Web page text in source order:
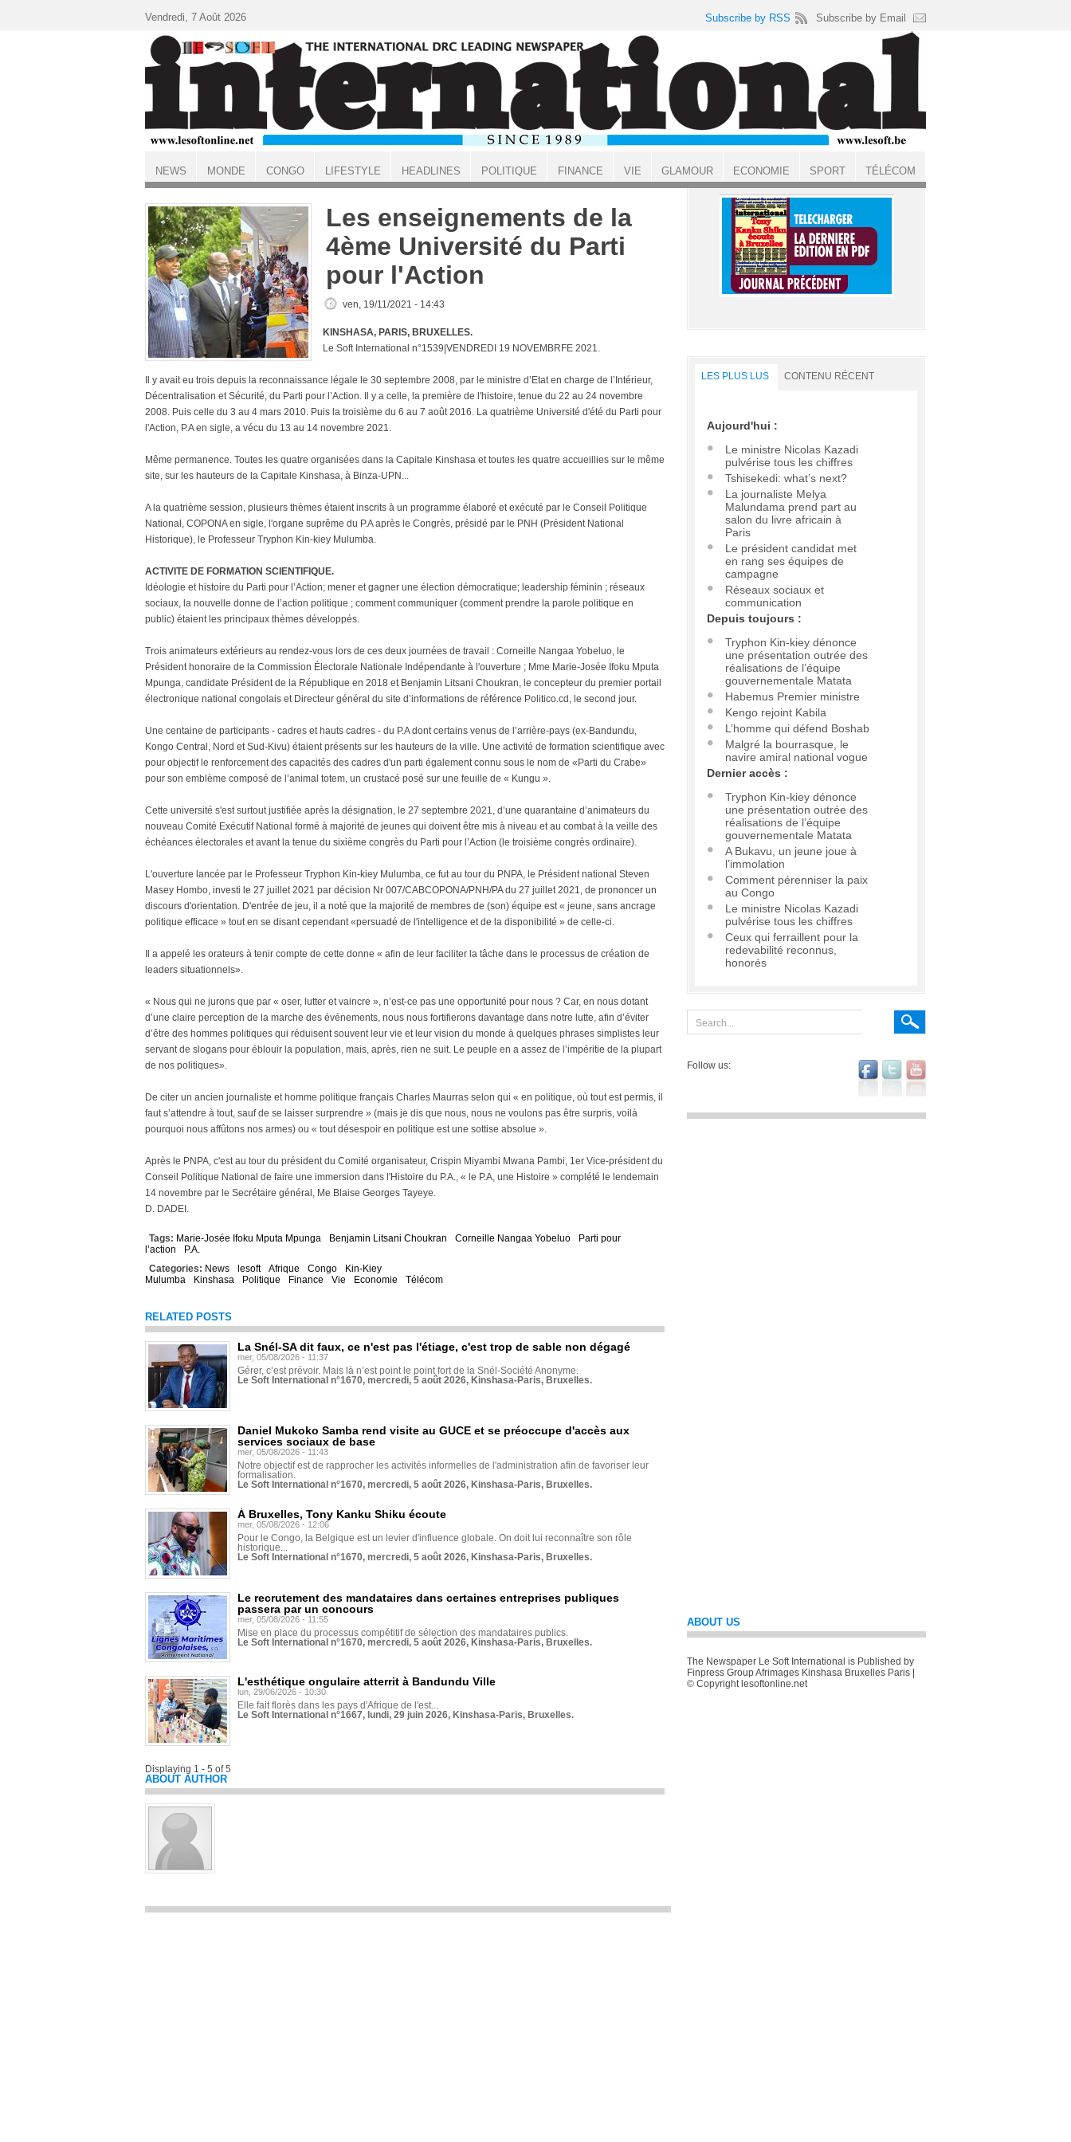
ACCUEIL
Les enseignements de la
4ème Université du Parti
pour l'Action
ven, 19/11/2021 - 14:43
KINSHASA, PARIS, BRUXELLES.
Le Soft International n°1539|VENDREDI 19 NOVEMBRFE 2021.
Il y avait eu trois depuis la reconnaissance légale le 30 septembre 2008, par le ministre d’Etat en charge de l’Intérieur,
Décentralisation et Sécurité, du Parti pour l’Action. Il y a celle, la première de l'histoire, tenue du 22 au 24 novembre
2008. Puis celle du 3 au 4 mars 2010. Puis la troisième du 6 au 7 août 2016. La quatrième Université d'été du Parti pour
l'Action, P.A en sigle, a vécu du 13 au 14 novembre 2021.
Même permanence. Toutes les quatre organisées dans la Capitale Kinshasa et toutes les quatre accueillies sur le même
site, sur les hauteurs de la Capitale Kinshasa, à Binza-UPN...
A la quatrième session, plusieurs thèmes étaient inscrits à un programme élaboré et exécuté par le Conseil Politique
National, COPONA en sigle, l'organe suprême du P.A après le Congrès, présidé par le PNH (Président National
Historique), le Professeur Tryphon Kin-kiey Mulumba.
ACTIVITE DE FORMATION SCIENTIFIQUE.
Idéologie et histoire du Parti pour l’Action; mener et gagner une élection démocratique; leadership féminin ; réseaux
sociaux, la nouvelle donne de l’action politique ; comment communiquer (comment prendre la parole politique en
public) étaient les principaux thèmes développés.
Trois animateurs extérieurs au rendez-vous lors de ces deux journées de travail : Corneille Nangaa Yobeluo, le
Président honoraire de la Commission Électorale Nationale Indépendante à l'ouverture ; Mme Marie-Josée Ifoku Mputa
Mpunga, candidate Président de la République en 2018 et Benjamin Litsani Choukran, le concepteur du premier portail
électronique national congolais et Directeur général du site d’informations de référence Politico.cd, le second jour.
Une centaine de participants - cadres et hauts cadres - du P.A dont certains venus de l’arrière-pays (ex-Bandundu,
Kongo Central, Nord et Sud-Kivu) étaient présents sur les hauteurs de la ville. Une activité de formation scientifique avec
pour objectif le renforcement des capacités des cadres d'un parti également connu sous le nom de «Parti du Crabe»
pour son emblème composé de l’animal totem, un crustacé posé sur une feuille de « Kungu ».
Cette université s'est surtout justifiée après la désignation, le 27 septembre 2021, d’une quarantaine d’animateurs du
nouveau Comité Exécutif National formé à majorité de jeunes qui doivent être mis à niveau et au combat à la veille des
échéances électorales et avant la tenue du sixième congrès du Parti pour l’Action (le troisième congrès ordinaire).
L'ouverture lancée par le Professeur Tryphon Kin-kiey Mulumba, ce fut au tour du PNPA, le Président national Steven
Masey Hombo, investi le 27 juillet 2021 par décision Nr 007/CABCOPONA/PNH/PA du 27 juillet 2021, de prononcer un
discours d'orientation. D'entrée de jeu, il a noté que la majorité de membres de (son) équipe est « jeune, sans ancrage
politique efficace » tout en se disant cependant «persuadé de l'intelligence et de la disponibilité » de celle-ci.
Il a appelé les orateurs à tenir compte de cette donne « afin de leur faciliter la tâche dans le processus de création de
leaders situationnels».
« Nous qui ne jurons que par « oser, lutter et vaincre », n’est-ce pas une opportunité pour nous ? Car, en nous dotant
d’une claire perception de la marche des événements, nous nous fortifierons davantage dans notre lutte, afin d’éviter
d’être des hommes politiques qui réduisent souvent leur vie et leur vision du monde à quelques phrases simplistes leur
servant de slogans pour éblouir la population, mais, après, rien ne suit. Le peuple en a assez de l’impéritie de la plupart
de nos politiques».
De citer un ancien journaliste et homme politique français Charles Maurras selon qui « en politique, où tout est permis, il
faut s’attendre à tout, sauf de se laisser surprendre » (mais je dis que nous, nous ne voulons pas être surpris, voilà
pourquoi nous affûtons nos armes) ou « tout désespoir en politique est une sottise absolue ».
Après le PNPA, c'est au tour du président du Comité organisateur, Crispin Miyambi Mwana Pambi, 1er Vice-président du
Conseil Politique National de faire une immersion dans l'Histoire du P.A., « le P.A, une Histoire » complété le lendemain
14 novembre par le Secrétaire général, Me Blaise Georges Tayeye.
D. DADEI.
Tags: Marie-Josée Ifoku Mputa Mpunga Benjamin Litsani Choukran Corneille Nangaa Yobeluo
Parti pour
l’action
P.A.
Categories: News lesoft Afrique Congo
Kin-Kiey
Mulumba
Kinshasa Politique Finance Vie Economie Télécom
RELATED POSTS
La Snél-SA dit faux, ce n'est pas l'étiage, c'est trop de sable non dégagé
mer, 05/08/2026 - 11:37
Gérer, c’est prévoir. Mais là n’est point le point fort de la Snél-Société Anonyme.
Le Soft International n°1670, mercredi, 5 août 2026, Kinshasa-Paris, Bruxelles.
Daniel Mukoko Samba rend visite au GUCE et se préoccupe d'accès aux
services sociaux de base
mer, 05/08/2026 - 11:43
Notre objectif est de rapprocher les activités informelles de l'administration afin de favoriser leur
formalisation.
Le Soft International n°1670, mercredi, 5 août 2026, Kinshasa-Paris, Bruxelles.
À Bruxelles, Tony Kanku Shiku écoute
mer, 05/08/2026 - 12:06
Pour le Congo, la Belgique est un levier d'influence globale. On doit lui reconnaître son rôle
historique...
Le Soft International n°1670, mercredi, 5 août 2026, Kinshasa-Paris, Bruxelles.
Le recrutement des mandataires dans certaines entreprises publiques
passera par un concours
mer, 05/08/2026 - 11:55
Mise en place du processus compétitif de sélection des mandataires publics.
Le Soft International n°1670, mercredi, 5 août 2026, Kinshasa-Paris, Bruxelles.
L'esthétique ongulaire atterrit à Bandundu Ville
lun, 29/06/2026 - 10:30
Elle fait florès dans les pays d'Afrique de l'est...
Le Soft International n°1667, lundi, 29 juin 2026, Kinshasa-Paris, Bruxelles.
Displaying 1 - 5 of 5
ABOUT AUTHOR
LES PLUS LUS CONTENU RÉCENT
Aujourd'hui :
Le ministre Nicolas Kazadi
pulvérise tous les chiffres
Tshisekedi: what’s next?
La journaliste Melya
Malundama prend part au
salon du livre africain à
Paris
Le président candidat met
en rang ses équipes de
campagne
Réseaux sociaux et
communication
Depuis toujours :
Tryphon Kin-kiey dénonce
une présentation outrée des
réalisations de l’équipe
gouvernementale Matata
Habemus Premier ministre
Kengo rejoint Kabila
L’homme qui défend Boshab
Malgré la bourrasque, le
navire amiral national vogue
Dernier accès :
Tryphon Kin-kiey dénonce
une présentation outrée des
réalisations de l’équipe
gouvernementale Matata
A Bukavu, un jeune joue à
l’immolation
Comment pérenniser la paix
au Congo
Le ministre Nicolas Kazadi
pulvérise tous les chiffres
Ceux qui ferraillent pour la
redevabilité reconnus,
honorés
Follow us:
ABOUT US
The Newspaper Le Soft International is Published by
Finpress Group Afrimages Kinshasa Bruxelles Paris |
© Copyright lesoftonline.net
Vendredi, 7 Août 2026 Subscribe by RSS Subscribe by Email
NEWS MONDE CONGO LIFESTYLE HEADLINES POLITIQUE FINANCE VIE GLAMOUR ECONOMIE SPORT TÉLÉCOM